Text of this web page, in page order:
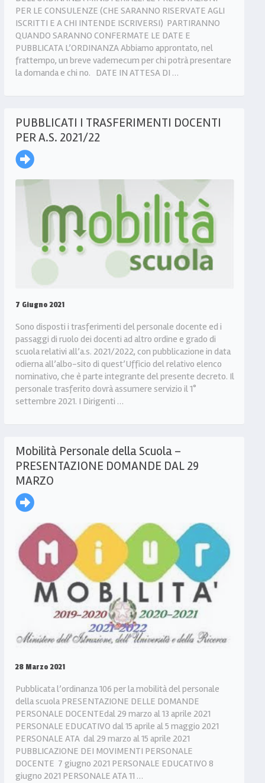
PER LE CONSULENZE (CHE SARANNO RISERVATE AGLI
ISCRITTI E A CHI INTENDE ISCRIVERSI) PARTIRANNO
QUANDO SARANNO CONFERMATE LE DATE E
PUBBLICATA L’ORDINANZA Abbiamo approntato, nel
frattempo, un breve vademecum per chi potrà presentare
la domanda e chi no. DATE IN ATTESA DI …
PUBBLICATI I TRASFERIMENTI DOCENTI
PER A.S. 2021/22
7 Giugno 2021
Sono disposti i trasferimenti del personale docente ed i
passaggi di ruolo dei docenti ad altro ordine e grado di
scuola relativi all’a.s. 2021/2022, con pubblicazione in data
odierna all’albo-sito di quest’Ufficio del relativo elenco
nominativo, che è parte integrante del presente decreto. Il
personale trasferito dovrà assumere servizio il 1°
settembre 2021. I Dirigenti …
Mobilità Personale della Scuola –
PRESENTAZIONE DOMANDE DAL 29
MARZO
28 Marzo 2021
Pubblicata l’ordinanza 106 per la mobilità del personale
della scuola PRESENTAZIONE DELLE DOMANDE
PERSONALE DOCENTEdal 29 marzo al 13 aprile 2021
PERSONALE EDUCATIVO dal 15 aprile al 5 maggio 2021
PERSONALE ATA dal 29 marzo al 15 aprile 2021
PUBBLICAZIONE DEI MOVIMENTI PERSONALE
DOCENTE 7 giugno 2021 PERSONALE EDUCATIVO 8
giugno 2021 PERSONALE ATA 11 …